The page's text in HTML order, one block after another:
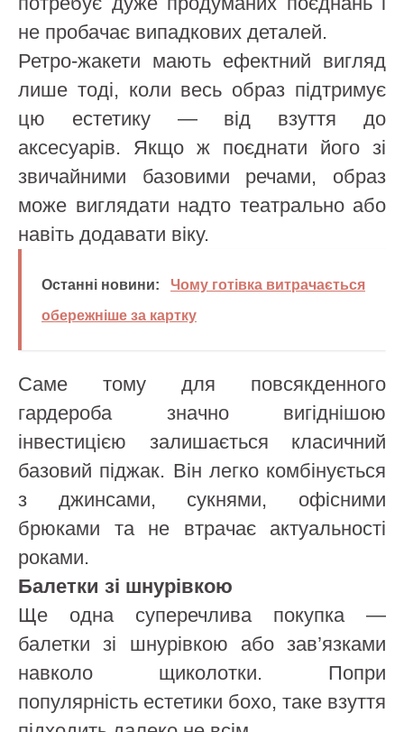
не пробачає випадкових деталей.
Ретро-жакети мають ефектний вигляд
лише тоді, коли весь образ підтримує
цю естетику — від взуття до
аксесуарів. Якщо ж поєднати його зі
звичайними базовими речами, образ
може виглядати надто театрально або
навіть додавати віку.
Останні новини:
Чому готівка витрачається
обережніше за картку
Саме тому для повсякденного
гардероба значно вигіднішою
інвестицією залишається класичний
базовий піджак. Він легко комбінується
з джинсами, сукнями, офісними
брюками та не втрачає актуальності
роками.
Балетки зі шнурівкою
Ще одна суперечлива покупка —
балетки зі шнурівкою або зав’язками
навколо щиколотки. Попри
популярність естетики бохо, таке взуття